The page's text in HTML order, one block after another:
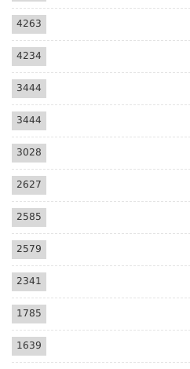
4263
4234
3444
3444
3028
2627
2585
2579
2341
1785
1639